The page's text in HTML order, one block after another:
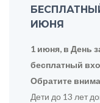
ИЮНЯ
1 июня, в День
бесплатный
Обратите
Дети до 13 лет